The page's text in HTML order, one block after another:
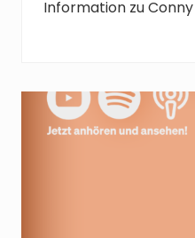
Information zu